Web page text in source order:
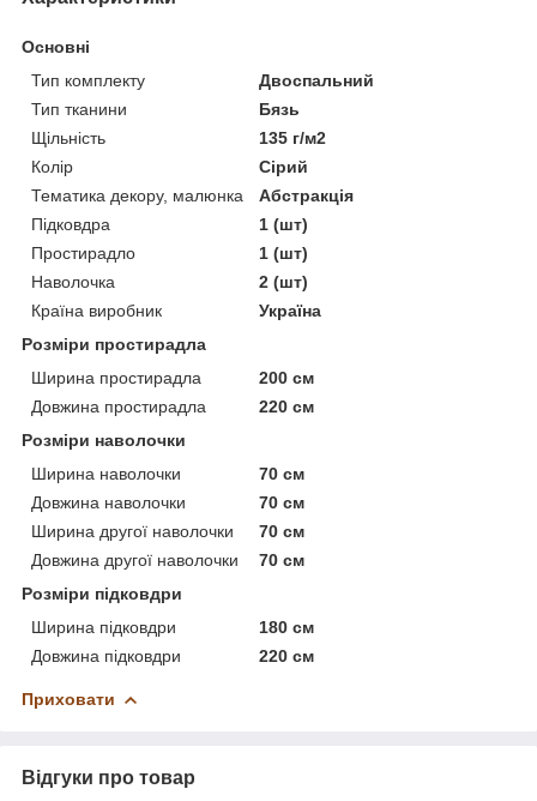
Основні
Тип комплекту
Двоспальний
Тип тканини
Бязь
Щільність
135 г/м2
Колір
Сірий
Тематика декору, малюнка
Абстракція
Підковдра
1 (шт)
Простирадло
1 (шт)
Наволочка
2 (шт)
Країна виробник
Україна
Розміри простирадла
Ширина простирадла
200 см
Довжина простирадла
220 см
Розміри наволочки
Ширина наволочки
70 см
Довжина наволочки
70 см
Ширина другої наволочки
70 см
Довжина другої наволочки
70 см
Розміри підковдри
Ширина підковдри
180 см
Довжина підковдри
220 см
Приховати
Відгуки про товар